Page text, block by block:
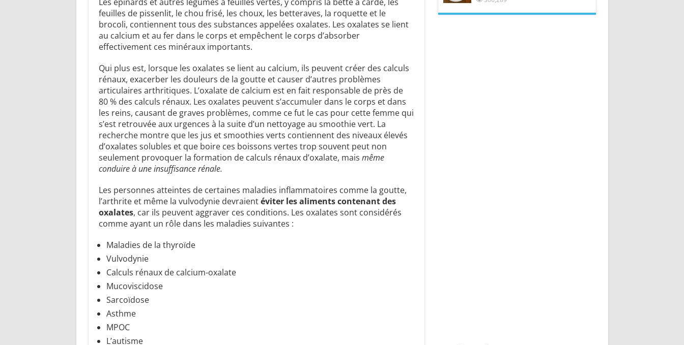
feuilles de pissenlit, le chou frisé, les choux, les betteraves, la roquette et le
brocoli, contiennent tous des substances appelées oxalates. Les oxalates se lient
au calcium et au fer dans le corps et empêchent le corps d’absorber
effectivement ces minéraux importants.
Qui plus est, lorsque les oxalates se lient au calcium, ils peuvent créer des calculs
rénaux, exacerber les douleurs de la goutte et causer d’autres problèmes
articulaires arthritiques. L’oxalate de calcium est en fait responsable de près de
80 % des calculs rénaux. Les oxalates peuvent s’accumuler dans le corps et dans
les reins, causant de graves problèmes, comme ce fut le cas pour cette femme qui
s’est retrouvée aux urgences à la suite d’un nettoyage au smoothie vert. La
recherche montre que les jus et smoothies verts contiennent des niveaux élevés
d’oxalates solubles et que boire ces boissons vertes trop souvent peut non
seulement provoquer la formation de calculs rénaux d’oxalate, mais même
conduire à une insuffisance rénale.
Les personnes atteintes de certaines maladies inflammatoires comme la goutte,
l’arthrite et même la vulvodynie devraientéviter les aliments contenant des
oxalates, car ils peuvent aggraver ces conditions. Les oxalates sont considérés
comme ayant un rôle dans les maladies suivantes :
Maladies de la thyroïde
Vulvodynie
Calculs rénaux de calcium-oxalate
Mucoviscidose
Sarcoïdose
Asthme
MPOC
L’autisme